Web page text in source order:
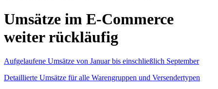
Umsätze im E-Commerce
weiter rückläufig
Aufgelaufene Umsätze von Januar bis einschließlich September
Detaillierte Umsätze für alle Warengruppen und Versendertypen